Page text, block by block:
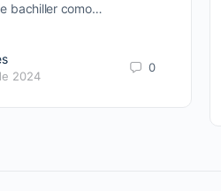
bachiller como…
2024
0